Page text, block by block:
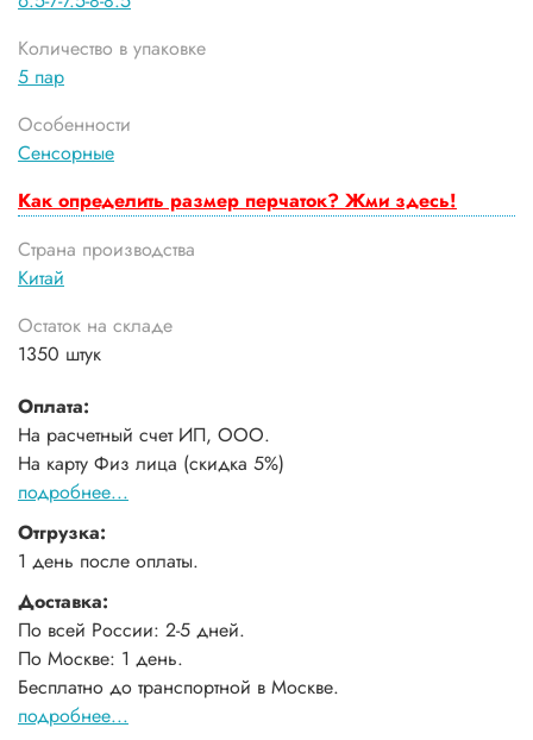
Количество в упаковке
5 пар
Особенности
Сенсорные
Как определить размер перчаток? Жми здесь!
Страна производства
Китай
Остаток на складе
1350 штук
Оплата:
На расчетный счет ИП, ООО.
На карту Физ лица (скидка 5%)
подробнее...
Отгрузка:
1 день после оплаты.
Доставка:
По всей России: 2-5 дней.
По Москве: 1 день.
Бесплатно до транспортной в Москве.
подробнее...